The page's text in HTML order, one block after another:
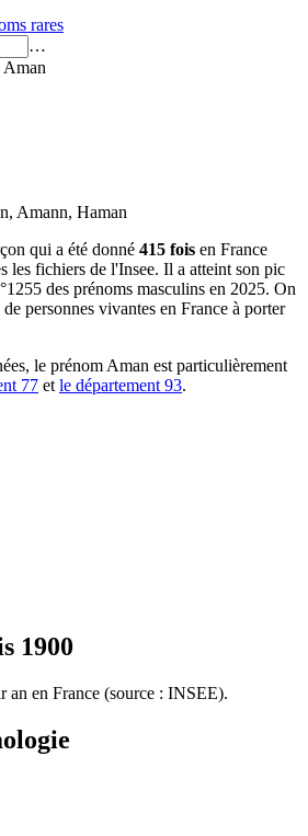
rares
…
Aman
Amann, Haman
qui a été donné 415 fois en France
les fichiers de l'Insee. Il a atteint son pic
des prénoms masculins en 2025. On
personnes vivantes en France à porter
le prénom Aman est particulièrement
77 et le département 93.
1900
an en France (source : INSEE).